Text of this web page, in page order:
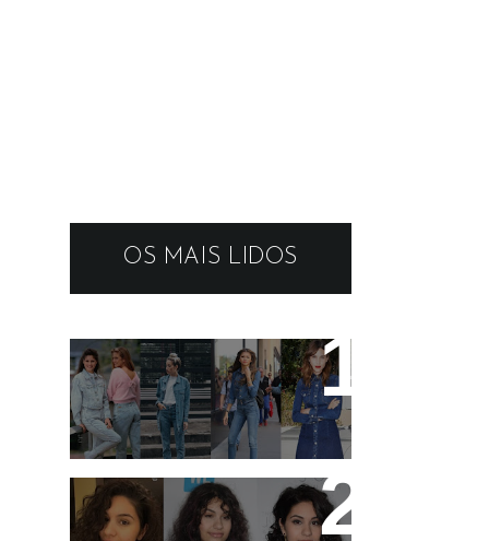
OS MAIS LIDOS
19 tendências dos
anos 90 que estão em
alta
11 artistas que tem o